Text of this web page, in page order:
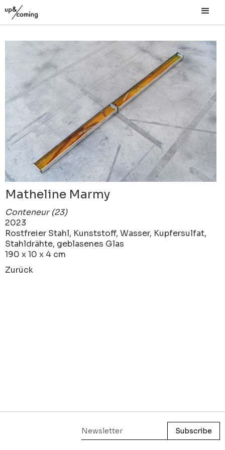
Matheline Marmy
Conteneur (23)
2023
Rostfreier Stahl, Kunststoff, Wasser, Kupfersulfat,
Stahldrähte, geblasenes Glas
190 x 10 x 4 cm
Zurück